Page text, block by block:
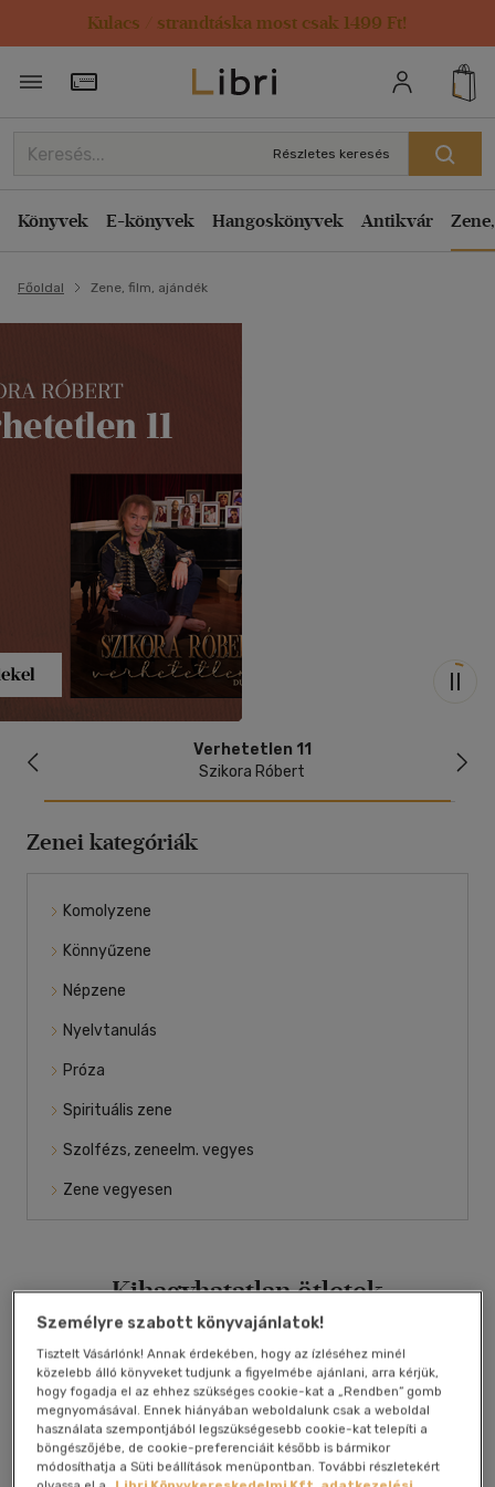
Kulacs / strandtáska most csak 1499 Ft!
Törzsvásárlói Kártya adatai
Részletes keresés
Könyvek E-könyvek Hangoskönyvek Antikvár
Főoldal Zene, film, ajándék
Verhetetlen 11
Szikora Róbert
Zenei kategóriák
Komolyzene
Könnyűzene
Népzene
Nyelvtanulás
Próza
Spirituális zene
Szolfézs, zeneelm. vegyes
Zene vegyesen
Kihagyhatatlan ötletek
Személyre szabott könyvajánlatok!
Tisztelt Vásárlónk! Annak érdekében, hogy az ízléséhez minél
közelebb álló könyveket tudjunk a figyelmébe ajánlani, arra kérjük,
hogy fogadja el az ehhez szükséges cookie-kat a „Rendben” gomb
megnyomásával. Ennek hiányában weboldalunk csak a weboldal
használata szempontjából legszükségesebb cookie-kat telepíti a
böngészőjébe, de cookie-preferenciáit később is bármikor
módosíthatja a Süti beállítások menüpontban. További részletekért